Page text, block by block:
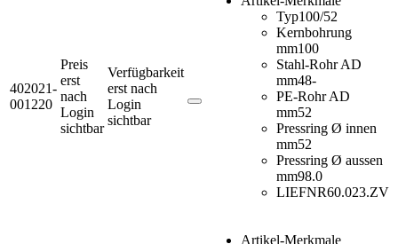
402021-
001220
Preis
erst
nach
Login
sichtbar
Verfügbarkeit
erst nach
Login
sichtbar
Typ100/52
Kernbohrung
mm100
Stahl-Rohr AD
mm48-
PE-Rohr AD
mm52
Pressring Ø innen
mm52
Pressring Ø aussen
mm98.0
LIEFNR60.023.ZV
Artikel-Merkmale